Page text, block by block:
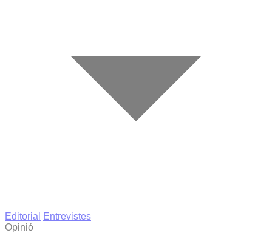
Editorial
Entrevistes
Opinió